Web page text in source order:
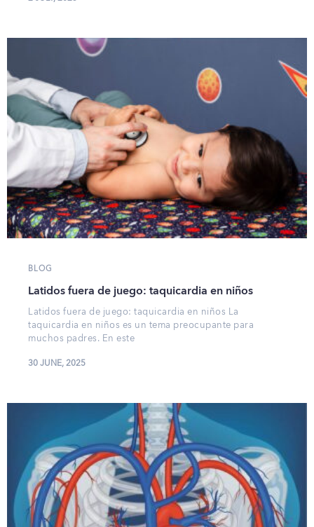
BLOG
Latidos fuera de juego: taquicardia en niños
Latidos fuera de juego: taquicardia en niños La
taquicardia en niños es un tema preocupante para
muchos padres. En este
30 JUNE, 2025